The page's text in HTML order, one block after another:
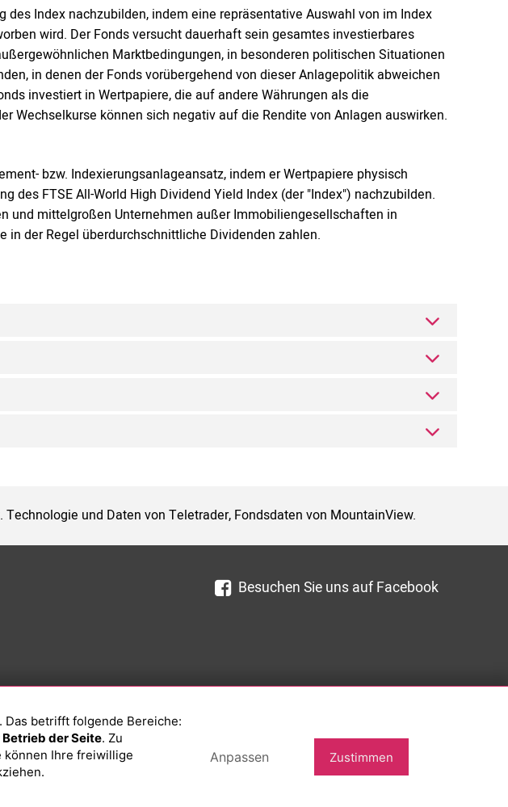
des Index nachzubilden, indem eine repräsentative Auswahl von im Index
wird. Der Fonds versucht dauerhaft sein gesamtes investierbares
Marktbedingungen, in besonderen politischen Situationen
in denen der Fonds vorübergehend von dieser Anlagepolitik abweichen
investiert in Wertpapiere, die auf andere Währungen als die
Wechselkurse können sich negativ auf die Rendite von Anlagen auswirken.
bzw. Indexierungsanlageansatz, indem er Wertpapiere physisch
des FTSE All-World High Dividend Yield Index (der "Index") nachzubilden.
und mittelgroßen Unternehmen außer Immobiliengesellschaften in
in der Regel überdurchschnittliche Dividenden zahlen.
und Daten von Teletrader, Fondsdaten von MountainView.
Besuchen Sie uns auf Facebook
betrifft folgende Bereiche:
der Seite. Zu
können Ihre freiwillige
Anpassen Zustimmen